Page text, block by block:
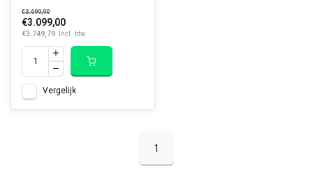
€3.699,90
€3.099,00
€3.749,79 Incl. btw
Vergelijk
1